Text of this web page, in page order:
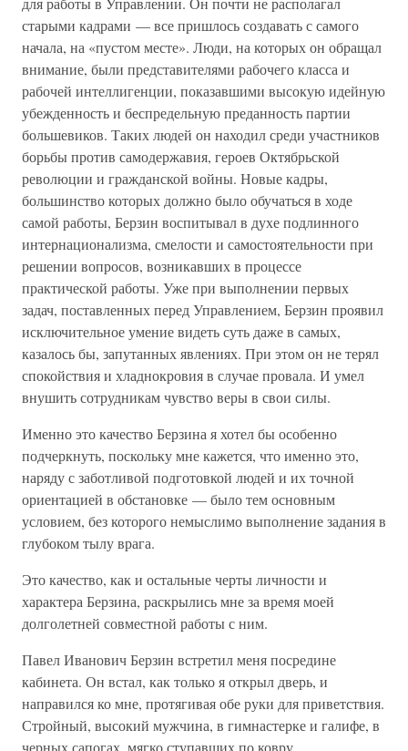
старыми кадрами — все пришлось создавать с самого
начала, на «пустом месте». Люди, на которых он обращал
внимание, были представителями рабочего класса и
рабочей интеллигенции, показавшими высокую идейную
убежденность и беспредельную преданность партии
большевиков. Таких людей он находил среди участников
борьбы против самодержавия, героев Октябрьской
революции и гражданской войны. Новые кадры,
большинство которых должно было обучаться в ходе
самой работы, Берзин воспитывал в духе подлинного
интернационализма, смелости и самостоятельности при
решении вопросов, возникавших в процессе
практической работы. Уже при выполнении первых
задач, поставленных перед Управлением, Берзин проявил
исключительное умение видеть суть даже в самых,
казалось бы, запутанных явлениях. При этом он не терял
спокойствия и хладнокровия в случае провала. И умел
внушить сотрудникам чувство веры в свои силы.
Именно это качество Берзина я хотел бы особенно
подчеркнуть, поскольку мне кажется, что именно это,
наряду с заботливой подготовкой людей и их точной
ориентацией в обстановке — было тем основным
условием, без которого немыслимо выполнение задания в
глубоком тылу врага.
Это качество, как и остальные черты личности и
характера Берзина, раскрылись мне за время моей
долголетней совместной работы с ним.
Павел Иванович Берзин встретил меня посредине
кабинета. Он встал, как только я открыл дверь, и
направился ко мне, протягивая обе руки для приветствия.
Стройный, высокий мужчина, в гимнастерке и галифе, в
черных сапогах, мягко ступавших по ковру.